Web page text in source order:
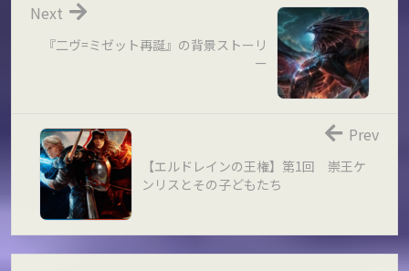
『二ヴ=ミゼット再誕』の背景ストーリ
ー
Next
【エルドレインの王権】第1回 崇王ケ
ンリスとその子どもたち
Prev